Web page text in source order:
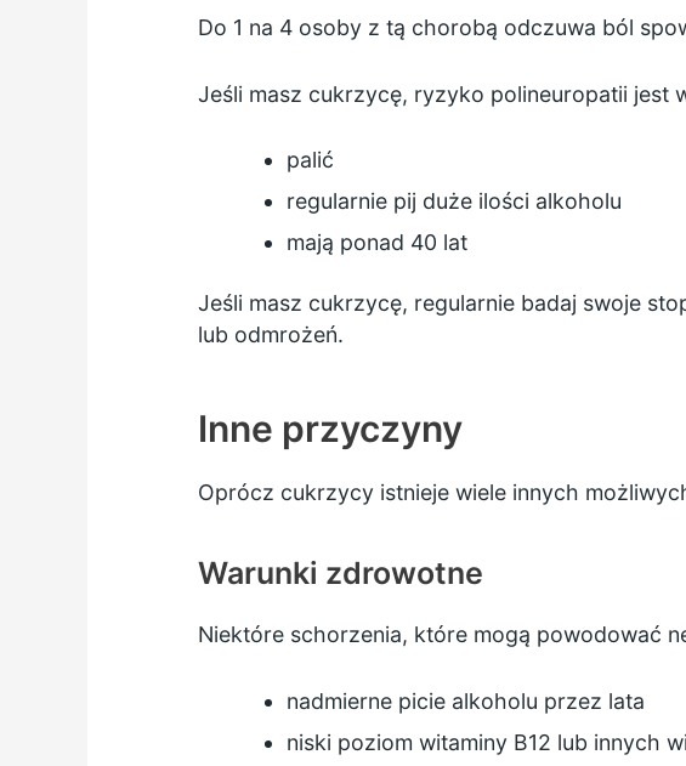
Do 1 na 4 osoby z tą chorobą odczuwa ból
Jeśli masz cukrzycę, ryzyko polineuropatii jest
palić
regularnie pij duże ilości alkoholu
mają ponad 40 lat
Jeśli masz cukrzycę, regularnie badaj swoje
lub odmrożeń.
Inne przyczyny
Oprócz cukrzycy istnieje wiele innych
Warunki zdrowotne
Niektóre schorzenia, które mogą powodować
nadmierne picie alkoholu przez lata
niski poziom witaminy B12 lub innych